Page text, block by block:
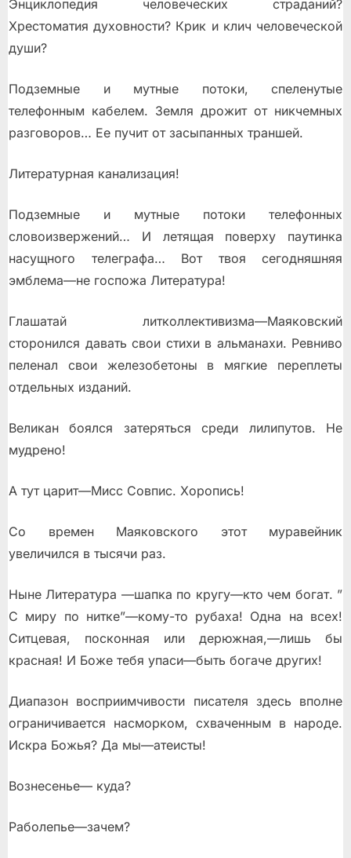
Энциклопедия человеческих страданий?
Хрестоматия духовности? Крик и клич человеческой
души?
Подземные и мутные потоки, спеленутые
телефонным кабелем. Земля дрожит от никчемных
разговоров… Ее пучит от засыпанных траншей.
Литературная канализация!
Подземные и мутные потоки телефонных
словоизвержений… И летящая поверху паутинка
насущного телеграфа… Вот твоя сегодняшняя
эмблемa—не госпожа Литература!
Глашатай литколлективизма—Маяковский
сторонился давать свои стихи в альманахи. Ревниво
пеленал свои железобетоны в мягкие переплеты
отдельных изданий.
Великан боялся затеряться среди лилипутов. Не
мудрено!
А тут царит—Мисс Совпис. Хоропись!
Со времен Маяковского этот муравейник
увеличился в тысячи раз.
Ныне Литература —шапка по кругу—кто чем богат. ”
С миру по нитке”—кому-то рубаха! Одна на всех!
Ситцевая, посконная или дерюжная,—лишь бы
красная! И Боже тебя упаси—быть богаче других!
Диапазон восприимчивости писателя здесь вполне
ограничивается насморком, схваченным в народе.
Искра Божья? Да мы—атеисты!
Вознесенье— куда?
Раболепье—зачем?